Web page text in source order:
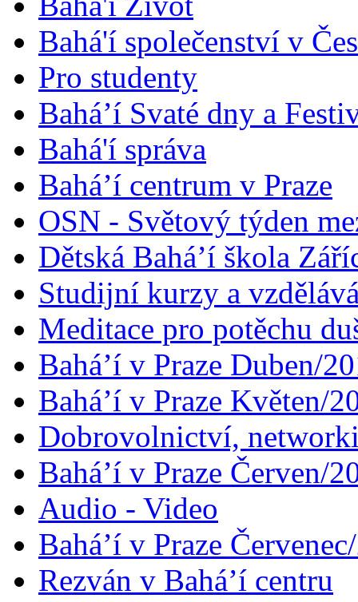
Bahá'í společenství v
Pro studenty
Bahá’í Svaté dny a
Bahá'í správa
Bahá’í centrum v Praze
OSN - Světový týden
Dětská Bahá’í škola
Studijní kurzy a
Meditace pro potěchu
Bahá’í v Praze Duben/
Bahá’í v Praze Květen/
Dobrovolnictví,
Bahá’í v Praze Červen/
Audio - Video
Bahá’í v Praze
Rezván v Bahá’í centru